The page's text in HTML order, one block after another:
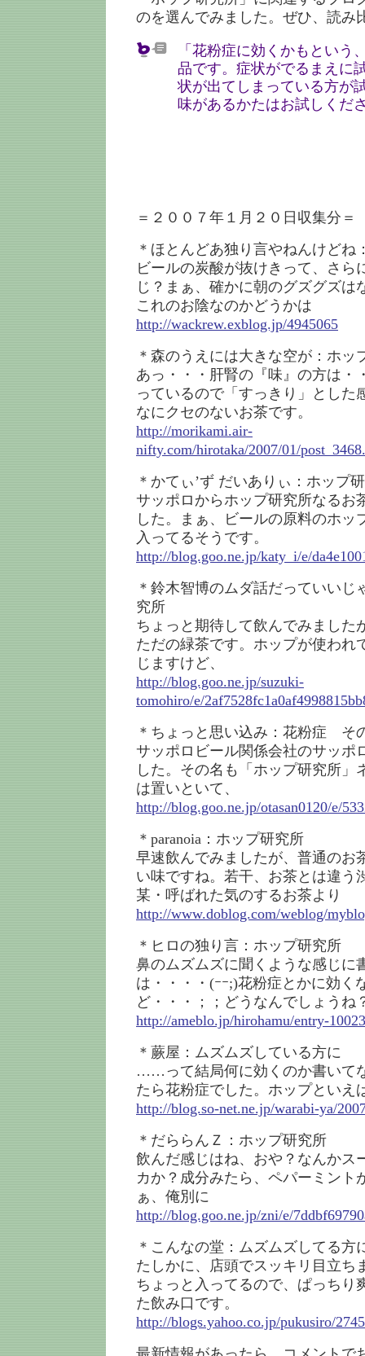
のを選んでみました。ぜひ、読み
「花粉症に効くかもという
品です。症状がでるまえに
状が出てしまっている方が
味があるかたはお試しくだ
＝２００７年１月２０日収集分＝
＊ほとんどあ独り言やねんけどね
ビールの炭酸が抜けきって、さら
じ？まぁ、確かに朝のグズグズは
これのお陰なのかどうかは
http://wackrew.exblog.jp/4945065
＊森のうえには大きな空が：ホ
あっ・・・肝腎の『味』の方は・
っているので「すっきり」とした
なにクセのないお茶です。
http://morikami.air-
nifty.com/hirotaka/2007/01/
＊かてぃ’ず だいありぃ：ホップ
サッポロからホップ研究所なるお
した。まぁ、ビールの原料のホッ
入ってるそうです。
http://blog.goo.ne.jp/katy_i/e/
＊鈴木智博のムダ話だっていいじ
究所
ちょっと期待して飲んでみました
ただの緑茶です。ホップが使われ
じますけど、
http://blog.goo.ne.jp/suzuki-
tomohiro/e/
＊ちょっと思い込み：花粉症 そ
サッポロビール関係会社のサッポ
した。その名も「ホップ研究所」
は置いといて、
http://blog.goo.ne.jp/otasan0120/e/
＊paranoia：ホップ研究所
早速飲んでみましたが、普通のお
い味ですね。若干、お茶とは違う
某・呼ばれた気のするお茶より
http://www.doblog.com/weblog/
＊ヒロの独り言：ホップ研究所
鼻のムズムズに聞くような感じに
は・・・・(ｰｰ;)花粉症とかに効く
ど・・・；；どうなんでしょうね
http://ameblo.jp/hirohamu/entry-
＊蕨屋：ムズムズしている方に
……って結局何に効くのか書いて
たら花粉症でした。ホップといえ
http://blog.so-net.ne.jp/warabi-ya/
＊だららんＺ：ホップ研究所
飲んだ感じはね、おや？なんかス
カか？成分みたら、ペパーミント
ぁ、俺別に
http://blog.goo.ne.jp/zni/e/
＊こんなの堂：ムズムズしてる方
たしかに、店頭でスッキリ目立ち
ちょっと入ってるので、ぱっちり
た飲み口です。
http://blogs.yahoo.co.jp/pukusiro/